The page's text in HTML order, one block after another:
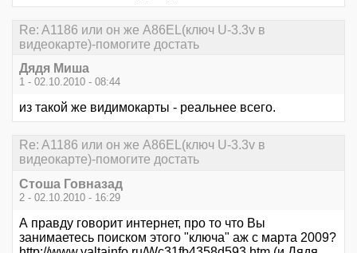
Re: A1186 или он же A86EL(ключ U-3.3v в
видеокарте)-помогите достать
Дядя Миша
1 - 02.10.2010 - 08:44
из такой же видимокарты - реальнее всего.
Re: A1186 или он же A86EL(ключ U-3.3v в
видеокарте)-помогите достать
Стоша Говназад
2 - 02.10.2010 - 16:29
А правду говорит интернет, про то что Вы
занимаетесь поиском этого "ключа" аж с марта 2009?